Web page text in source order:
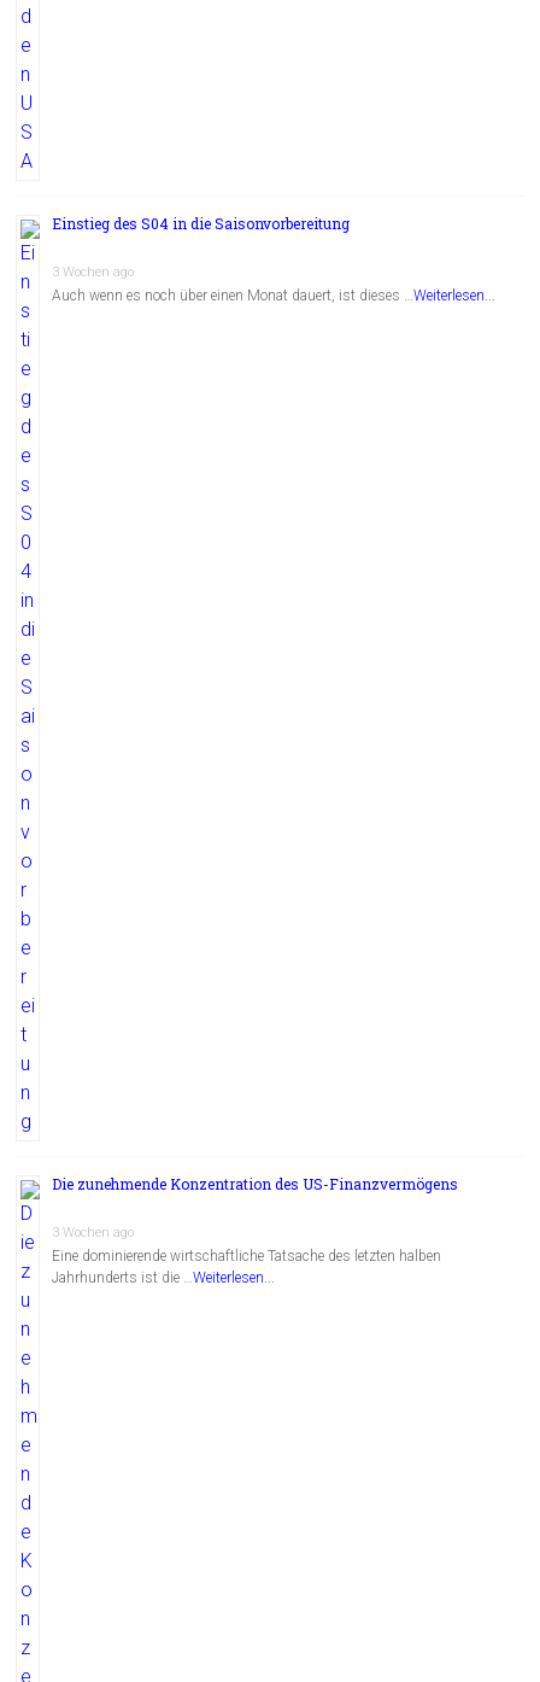
Einstieg des S04 in die Saisonvorbereitung
3 Wochen ago
Auch wenn es noch über einen Monat dauert, ist dieses …Weiterlesen...
Die zunehmende Konzentration des US-Finanzvermögens
3 Wochen ago
Eine dominierende wirtschaftliche Tatsache des letzten halben
Jahrhunderts ist die …Weiterlesen...